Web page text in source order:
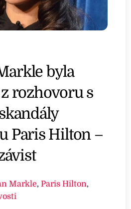
byla
rozhovoru s
Paris Hilton –
Markle,Paris Hilton,